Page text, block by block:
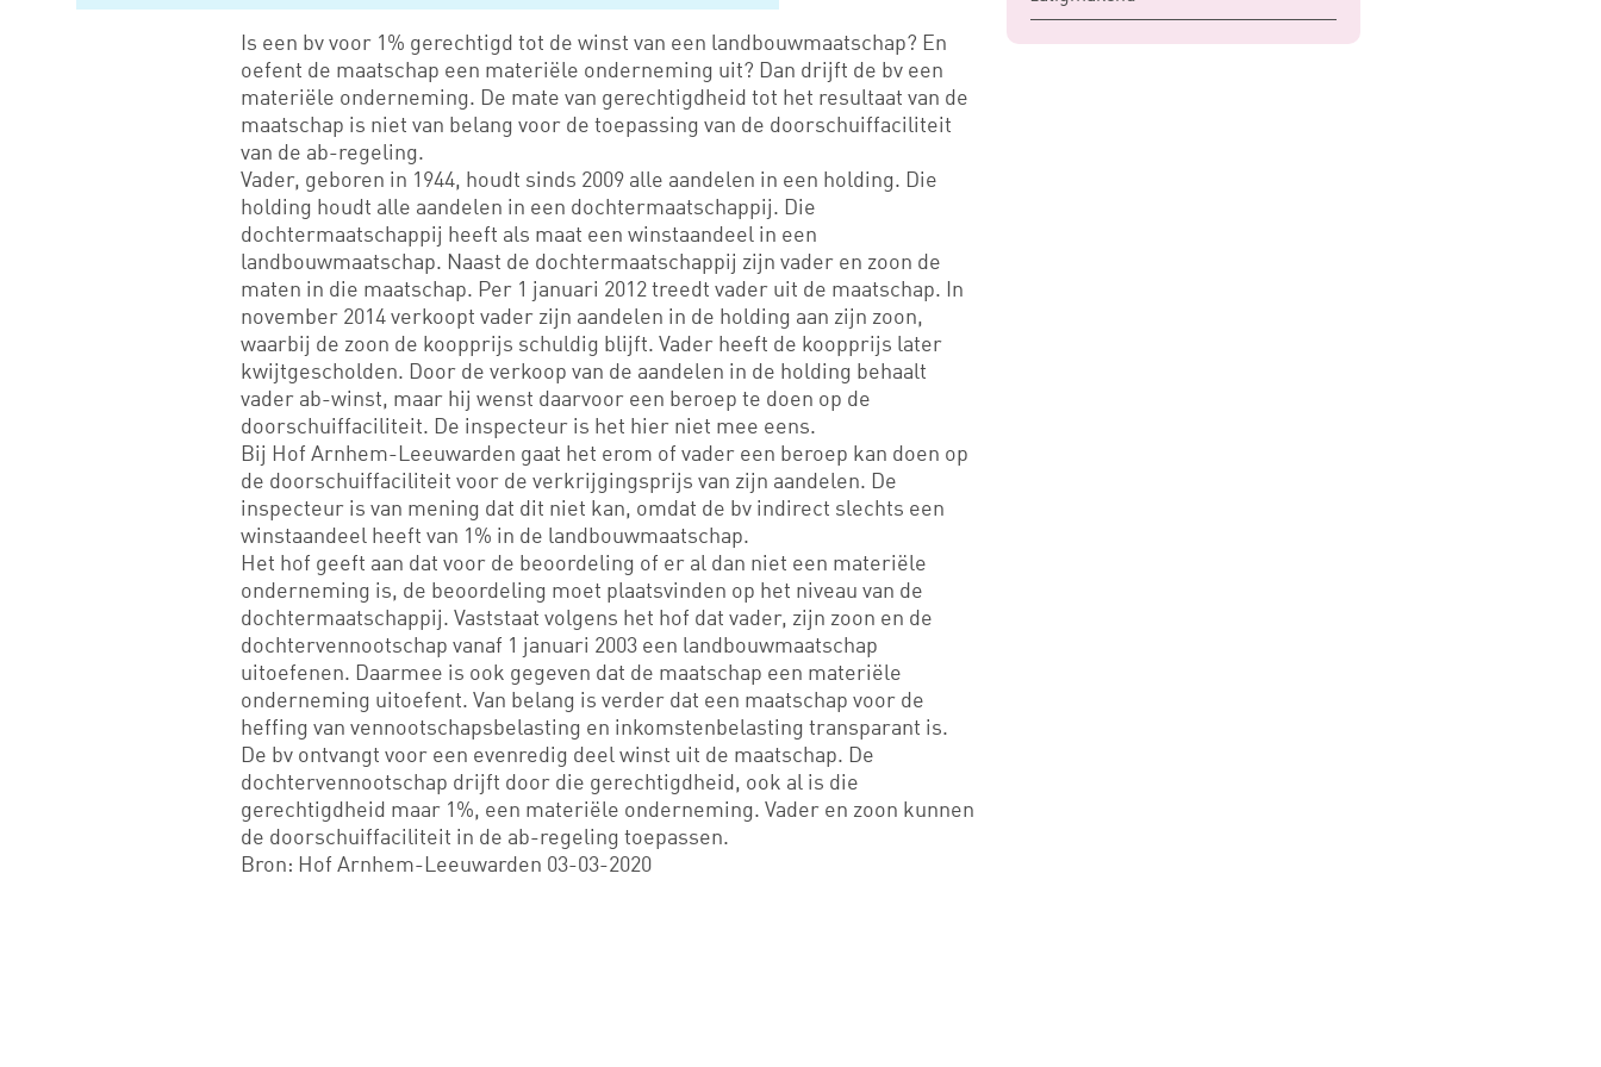
Is een bv voor 1% gerechtigd tot de winst van een landbouwmaatschap? En
oefent de maatschap een materiële onderneming uit? Dan drijft de bv een
materiële onderneming. De mate van gerechtigdheid tot het resultaat van de
maatschap is niet van belang voor de toepassing van de doorschuiffaciliteit
van de ab-regeling.
Vader, geboren in 1944, houdt sinds 2009 alle aandelen in een holding. Die
holding houdt alle aandelen in een dochtermaatschappij. Die
dochtermaatschappij heeft als maat een winstaandeel in een
landbouwmaatschap. Naast de dochtermaatschappij zijn vader en zoon de
maten in die maatschap. Per 1 januari 2012 treedt vader uit de maatschap. In
november 2014 verkoopt vader zijn aandelen in de holding aan zijn zoon,
waarbij de zoon de koopprijs schuldig blijft. Vader heeft de koopprijs later
kwijtgescholden. Door de verkoop van de aandelen in de holding behaalt
vader ab-winst, maar hij wenst daarvoor een beroep te doen op de
doorschuiffaciliteit. De inspecteur is het hier niet mee eens.
Bij Hof Arnhem-Leeuwarden gaat het erom of vader een beroep kan doen op
de doorschuiffaciliteit voor de verkrijgingsprijs van zijn aandelen. De
inspecteur is van mening dat dit niet kan, omdat de bv indirect slechts een
winstaandeel heeft van 1% in de landbouwmaatschap.
Het hof geeft aan dat voor de beoordeling of er al dan niet een materiële
onderneming is, de beoordeling moet plaatsvinden op het niveau van de
dochtermaatschappij. Vaststaat volgens het hof dat vader, zijn zoon en de
dochtervennootschap vanaf 1 januari 2003 een landbouwmaatschap
uitoefenen. Daarmee is ook gegeven dat de maatschap een materiële
onderneming uitoefent. Van belang is verder dat een maatschap voor de
heffing van vennootschapsbelasting en inkomstenbelasting transparant is.
De bv ontvangt voor een evenredig deel winst uit de maatschap. De
dochtervennootschap drijft door die gerechtigdheid, ook al is die
gerechtigdheid maar 1%, een materiële onderneming. Vader en zoon kunnen
de doorschuiffaciliteit in de ab-regeling toepassen.
Bron: Hof Arnhem-Leeuwarden 03-03-2020